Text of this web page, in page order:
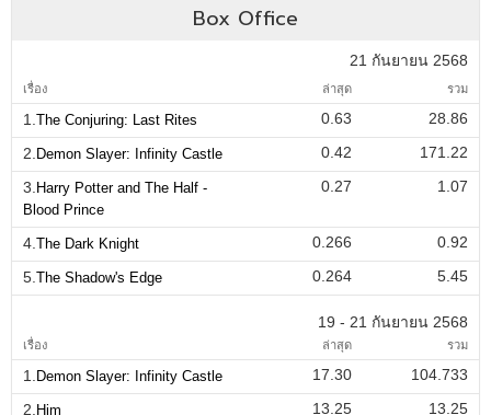
Box Office
21 กันยายน 2568
เรื่อง ล่าสุด รวม
1. The Conjuring: Last Rites 0.63
28.86
2. Demon Slayer: Infinity Castle 0.42
171.22
3. Harry Potter and The Half -
Blood Prince
0.27 1.07
4. The Dark Knight 0.266
0.92
5. The Shadow's Edge 0.264 5.45
19 - 21 กันยายน 2568
เรื่อง ล่าสุด รวม
1. Demon Slayer: Infinity Castle 17.30
104.733
2. Him 13.25
13.25